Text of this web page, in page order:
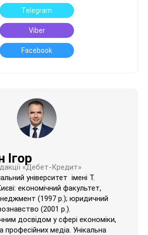
Telegram
Viber
Facebook
Ігор
«Дебет-Кредит»
університет імені Т.
економічний факультет,
(1997 р.); юридичний
(2001 р.).
досвідом у сфері економіки,
професійних медіа. Унікальна